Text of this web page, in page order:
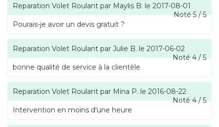
Reparation Volet Roulant par Maylis B. le 2017-08-01
Noté5/5
Pourais-je avoir un devis gratuit ?
Reparation Volet Roulant par Julie B. le 2017-06-02
Noté4/5
bonne qualité de service à la clientèle
Reparation Volet Roulant par Mina P. le 2016-08-22
Noté4/5
Intervention en moins d'une heure